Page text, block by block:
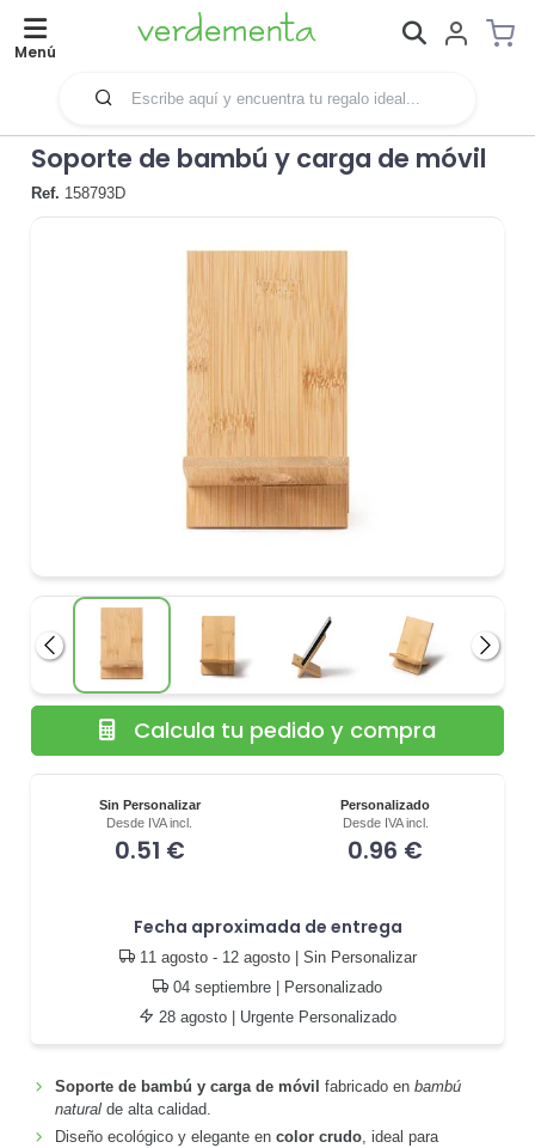
Menú
Soporte de bambú y carga de móvil
Ref. 158793D
Anterior
Sin Personalizar
Desde IVA incl.
0.51 €
Personalizado
Desde IVA incl.
0.96 €
Fecha aproximada de entrega
11 agosto - 12 agosto| Sin Personalizar
04 septiembre | Personalizado
28 agosto | Urgente Personalizado
Calcula tu pedido y compra
Soporte de bambú y carga de móvil fabricado en bambú
naturalde alta calidad.
Diseño ecológico y elegante en color crudo, ideal para